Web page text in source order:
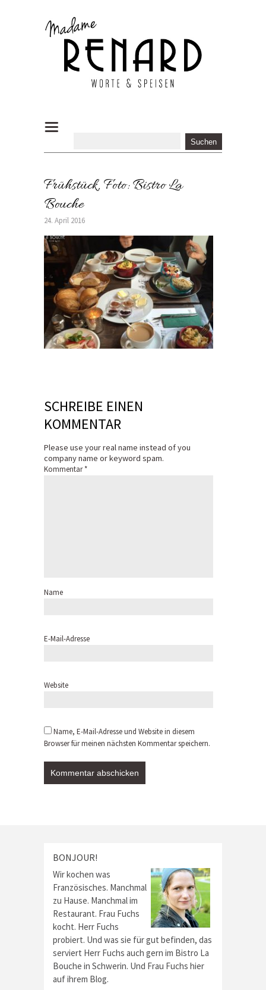
Frühstück, Foto: Bistro La
Bouche
24. April 2016
SCHREIBE EINEN
KOMMENTAR
Please use your real name instead of you
company name or keyword spam.
Kommentar*
Name
E-Mail-Adresse
Website
Name, E-Mail-Adresse und Website in diesem
Browser für meinen nächsten Kommentar speichern.
BONJOUR!
Wir kochen was
Französisches. Manchmal
zu Hause. Manchmal im
Restaurant. Frau Fuchs
kocht. Herr Fuchs
probiert. Und was sie für gut befinden, das
serviert Herr Fuchs auch gern im Bistro La
Bouche in Schwerin. Und Frau Fuchs hier
auf ihrem Blog.